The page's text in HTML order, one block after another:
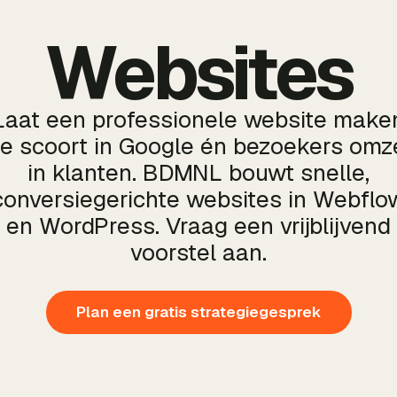
Websites
een professionele website
scoort in Google én bezoekers
in klanten. BDMNL bouwt snelle,
websites in
en WordPress. Vraag een vrijblijvend
voorstel aan.
Plan een gratis strategiegesprek